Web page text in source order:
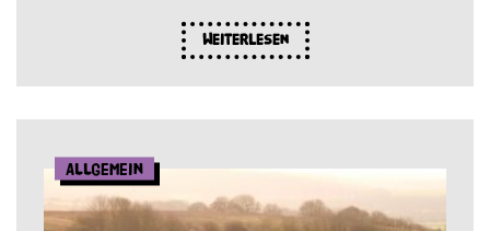
Weiterlesen
Allgemein